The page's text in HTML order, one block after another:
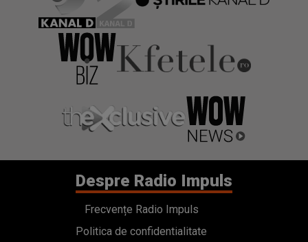
Despre Radio Impuls
Frecvențe Radio Impuls
Politica de confidentialitate